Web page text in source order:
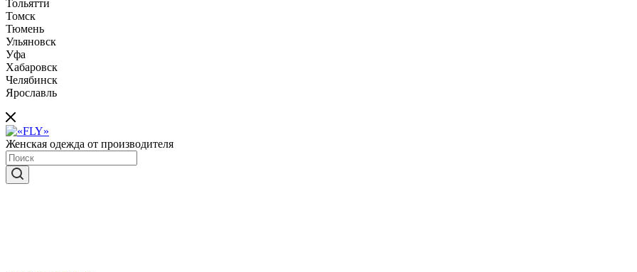
Тольятти
Томск
Тюмень
Ульяновск
Уфа
Хабаровск
Челябинск
Ярославль
Женская одежда от производителя